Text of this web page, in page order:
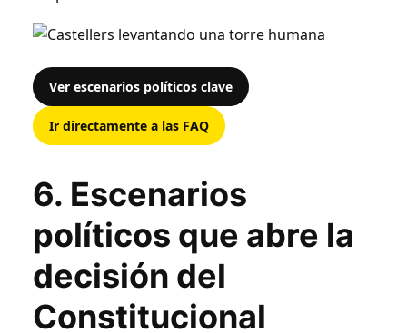
Ver escenarios políticos clave
Ir directamente a las FAQ
6. Escenarios
políticos que abre la
decisión del
Constitucional